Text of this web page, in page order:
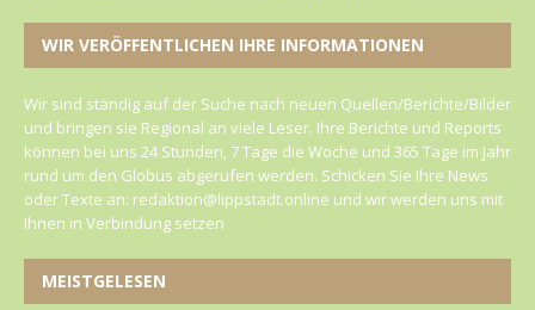
WIR VERÖFFENTLICHEN IHRE INFORMATIONEN
Wir sind ständig auf der Suche nach neuen Quellen/Berichte/Bilder
und bringen sie Regional an viele Leser. Ihre Berichte und Reports
können bei uns 24 Stunden, 7 Tage die Woche und 365 Tage im Jahr
rund um den Globus abgerufen werden. Schicken Sie Ihre News
oder Texte an: redaktion@lippstadt.online und wir werden uns mit
Ihnen in Verbindung setzen
MEISTGELESEN